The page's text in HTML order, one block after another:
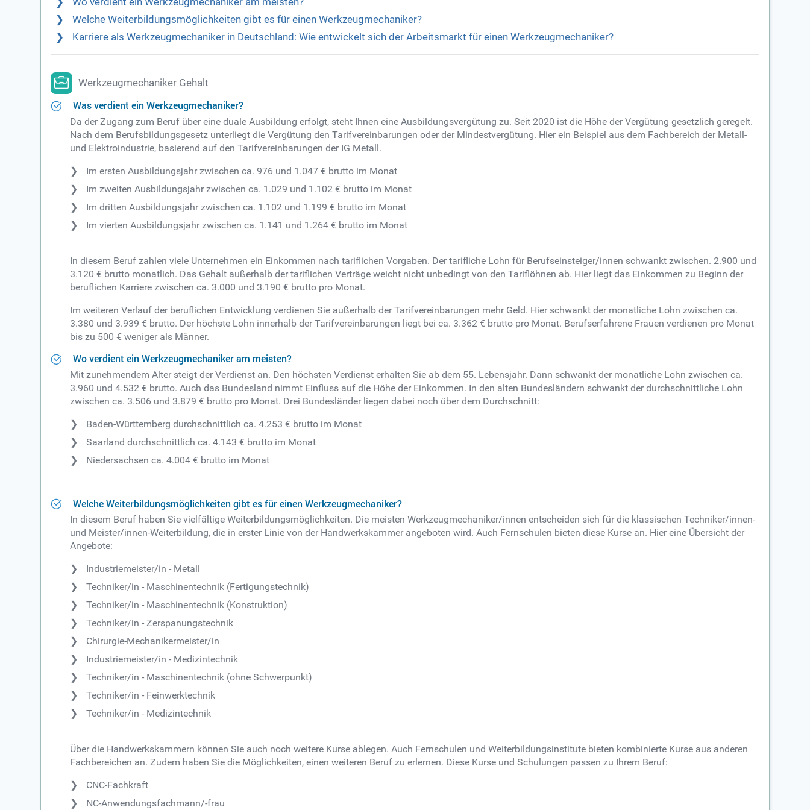
Welche Weiterbildungsmöglichkeiten gibt es für einen Werkzeugmechaniker?
Karriere als Werkzeugmechaniker in Deutschland: Wie entwickelt sich der Arbeitsmarkt für einen Werkzeugmechaniker?
Werkzeugmechaniker Gehalt
Was verdient ein Werkzeugmechaniker?
Da der Zugang zum Beruf über eine duale Ausbildung erfolgt, steht Ihnen eine Ausbildungsvergütung zu. Seit 2020 ist die Höhe der Vergütung gesetzlich geregelt.
Nach dem Berufsbildungsgesetz unterliegt die Vergütung den Tarifvereinbarungen oder der Mindestvergütung. Hier ein Beispiel aus dem Fachbereich der Metall-
und Elektroindustrie, basierend auf den Tarifvereinbarungen der IG Metall.
Im ersten Ausbildungsjahr zwischen ca. 976 und 1.047 € brutto im Monat
Im zweiten Ausbildungsjahr zwischen ca. 1.029 und 1.102 € brutto im Monat
Im dritten Ausbildungsjahr zwischen ca. 1.102 und 1.199 € brutto im Monat
Im vierten Ausbildungsjahr zwischen ca. 1.141 und 1.264 € brutto im Monat
In diesem Beruf zahlen viele Unternehmen ein Einkommen nach tariflichen Vorgaben. Der tarifliche Lohn für Berufseinsteiger/innen schwankt zwischen. 2.900 und
3.120 € brutto monatlich. Das Gehalt außerhalb der tariflichen Verträge weicht nicht unbedingt von den Tariflöhnen ab. Hier liegt das Einkommen zu Beginn der
beruflichen Karriere zwischen ca. 3.000 und 3.190 € brutto pro Monat.
Im weiteren Verlauf der beruflichen Entwicklung verdienen Sie außerhalb der Tarifvereinbarungen mehr Geld. Hier schwankt der monatliche Lohn zwischen ca.
3.380 und 3.939 € brutto. Der höchste Lohn innerhalb der Tarifvereinbarungen liegt bei ca. 3.362 € brutto pro Monat. Berufserfahrene Frauen verdienen pro Monat
bis zu 500 € weniger als Männer.
Wo verdient ein Werkzeugmechaniker am meisten?
Mit zunehmendem Alter steigt der Verdienst an. Den höchsten Verdienst erhalten Sie ab dem 55. Lebensjahr. Dann schwankt der monatliche Lohn zwischen ca.
3.960 und 4.532 € brutto. Auch das Bundesland nimmt Einfluss auf die Höhe der Einkommen. In den alten Bundesländern schwankt der durchschnittliche Lohn
zwischen ca. 3.506 und 3.879 € brutto pro Monat. Drei Bundesländer liegen dabei noch über dem Durchschnitt:
Baden-Württemberg durchschnittlich ca. 4.253 € brutto im Monat
Saarland durchschnittlich ca. 4.143 € brutto im Monat
Niedersachsen ca. 4.004 € brutto im Monat
Welche Weiterbildungsmöglichkeiten gibt es für einen Werkzeugmechaniker?
In diesem Beruf haben Sie vielfältige Weiterbildungsmöglichkeiten. Die meisten Werkzeugmechaniker/innen entscheiden sich für die klassischen Techniker/innen-
und Meister/innen-Weiterbildung, die in erster Linie von der Handwerkskammer angeboten wird. Auch Fernschulen bieten diese Kurse an. Hier eine Übersicht der
Angebote:
Industriemeister/in - Metall
Techniker/in - Maschinentechnik (Fertigungstechnik)
Techniker/in - Maschinentechnik (Konstruktion)
Techniker/in - Zerspanungstechnik
Chirurgie-Mechanikermeister/in
Industriemeister/in - Medizintechnik
Techniker/in - Maschinentechnik (ohne Schwerpunkt)
Techniker/in - Feinwerktechnik
Techniker/in - Medizintechnik
Über die Handwerkskammern können Sie auch noch weitere Kurse ablegen. Auch Fernschulen und Weiterbildungsinstitute bieten kombinierte Kurse aus anderen
Fachbereichen an. Zudem haben Sie die Möglichkeiten, einen weiteren Beruf zu erlernen. Diese Kurse und Schulungen passen zu Ihrem Beruf:
CNC-Fachkraft
NC-Anwendungsfachmann/-frau